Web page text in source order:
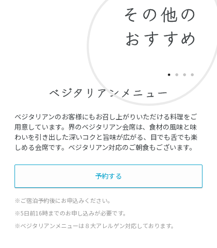
その他の
おすすめ
ベジタリアンメニュー
ベジタリアンのお客様にもお召し上がりいただける料理をご
用意しています。界のベジタリアン会席は、食材の風味と味
わいを引き出した深いコクと旨味が広がる、目でも舌でも楽
しめる会席です。ベジタリアン対応のご朝食もございます。
予約する
※ご宿泊予約後にお申込みください。
※5日前16時までのお申し込みが必要です。
※ベジタリアンメニューは８大アレルゲン対応しております。